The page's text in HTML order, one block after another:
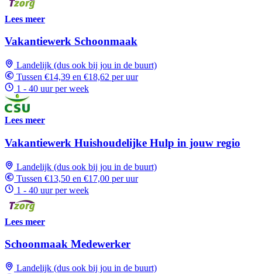
Lees meer
Vakantiewerk Schoonmaak
Landelijk (dus ook bij jou in de buurt)
Tussen €14,39 en €18,62 per uur
1 - 40 uur per week
Lees meer
Vakantiewerk Huishoudelijke Hulp in jouw regio
Landelijk (dus ook bij jou in de buurt)
Tussen €13,50 en €17,00 per uur
1 - 40 uur per week
Lees meer
Schoonmaak Medewerker
Landelijk (dus ook bij jou in de buurt)